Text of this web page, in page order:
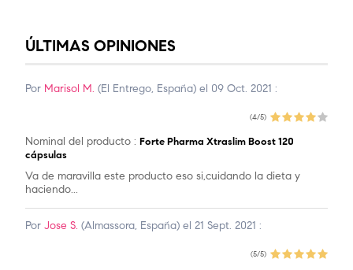
ÚLTIMAS OPINIONES
Por Marisol M. (El Entrego, España) el 09 Oct. 2021 :
(4/5)
Nominal del producto : Forte Pharma Xtraslim Boost 120
cápsulas
Va de maravilla este producto eso si,cuidando la dieta y
haciendo...
Por Jose S. (Almassora, España) el 21 Sept. 2021 :
(5/5)